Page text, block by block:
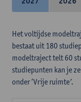
Het voltijdse
bestaat uit 180
modeltraject telt 60
studiepunten kan je
onder ‘Vrije ruimte’.